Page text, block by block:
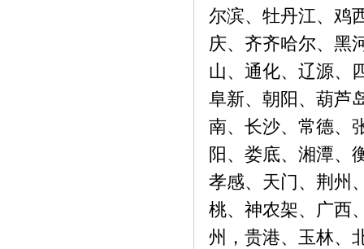
尔滨、牡丹江、鸡
庆、齐齐哈尔、黑
山、通化、辽源、
阜新、朝阳、葫芦
南、长沙、常德、
阳、娄底、湘潭、
孝感、天门、荆州
桃、神农架、广西
州，贵港、玉林、